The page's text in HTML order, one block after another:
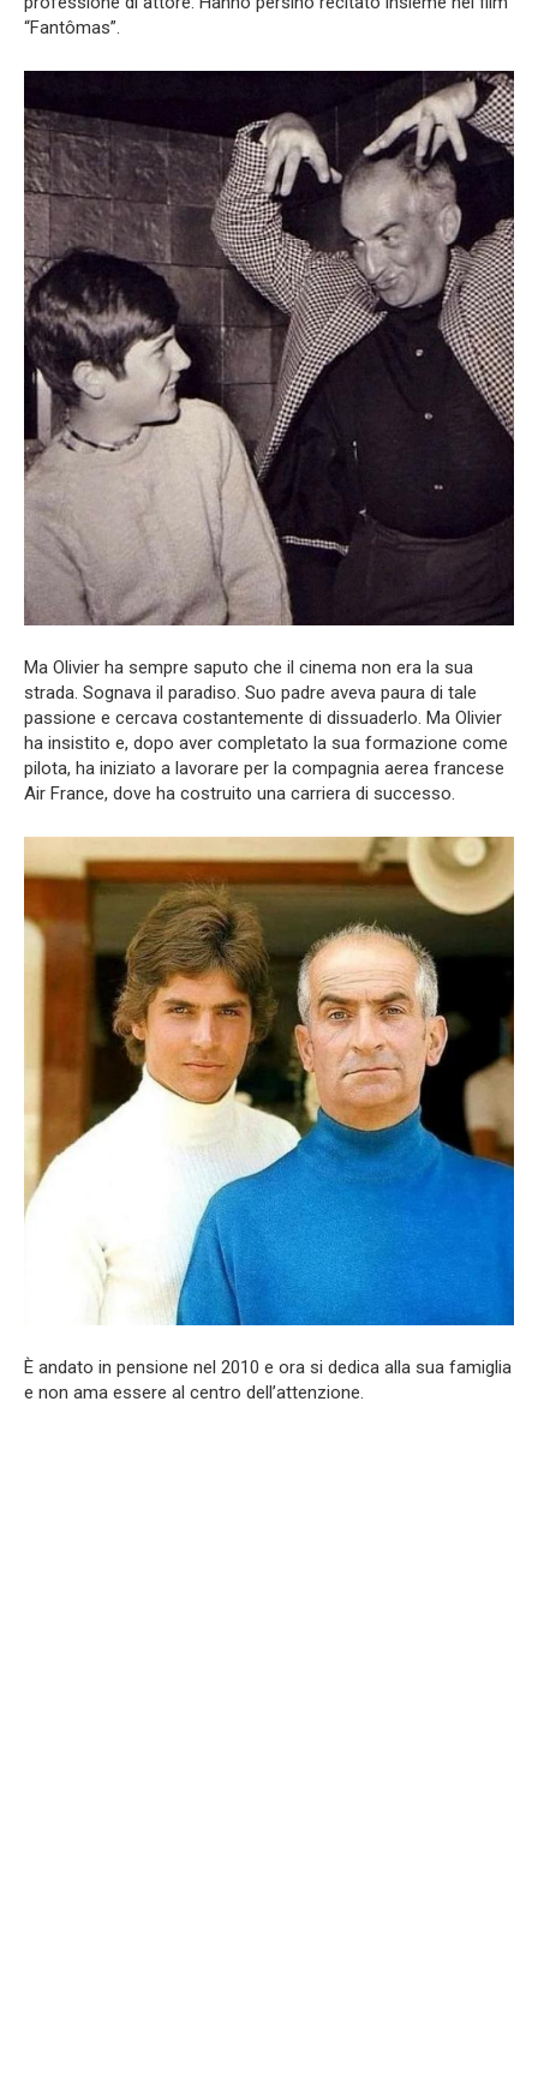
“Fantômas”.
Ma Olivier ha sempre saputo che il cinema non era la sua
strada. Sognava il paradiso. Suo padre aveva paura di tale
passione e cercava costantemente di dissuaderlo. Ma Olivier
ha insistito e, dopo aver completato la sua formazione come
pilota, ha iniziato a lavorare per la compagnia aerea francese
Air France, dove ha costruito una carriera di successo.
È andato in pensione nel 2010 e ora si dedica alla sua famiglia
e non ama essere al centro dell’attenzione.